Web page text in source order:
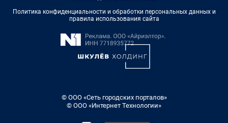
Политика конфиденциальности и обработки персональных данных и
правила использования сайта
© ООО «Сеть городских порталов»
© ООО «Интернет Технологии»